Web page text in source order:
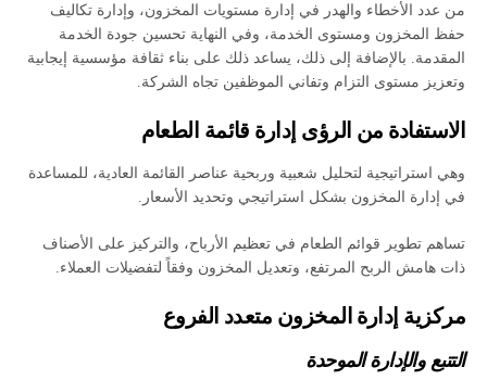
من عدد الأخطاء والهدر في إدارة مستويات المخزون، وإدارة تكاليف
حفظ المخزون ومستوى الخدمة، وفي النهاية تحسين جودة الخدمة
المقدمة. بالإضافة إلى ذلك، يساعد ذلك على بناء ثقافة مؤسسية إيجابية
وتعزيز مستوى التزام وتفاني الموظفين تجاه الشركة.
الاستفادة من الرؤى إدارة قائمة الطعام
وهي استراتيجية لتحليل شعبية وربحية عناصر القائمة العادية، للمساعدة
في إدارة المخزون بشكل استراتيجي وتحديد الأسعار.
تساهم تطوير قوائم الطعام في تعظيم الأرباح، والتركيز على الأصناف
ذات هامش الربح المرتفع، وتعديل المخزون وفقاً لتفضيلات العملاء.
مركزية إدارة المخزون متعدد الفروع
التتبع والإدارة الموحدة